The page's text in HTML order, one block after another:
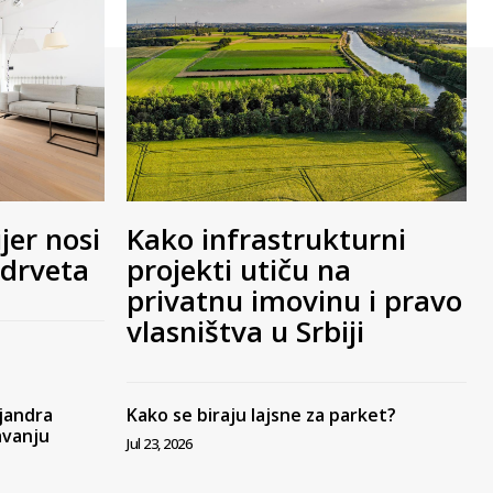
nosi Kako infrastrukturni
projekti utiču na
privatnu imovinu i pravo
vlasništva u Srbiji
Kako se biraju lajsne za parket?
Jul 23, 2026